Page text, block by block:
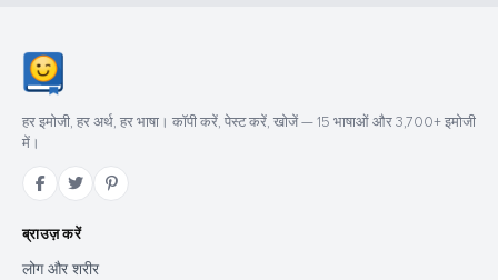
हर इमोजी, हर अर्थ, हर भाषा। कॉपी करें, पेस्ट करें, खोजें — 15 भाषाओं और 3,700+ इमोजी
में।
ब्राउज़ करें
लोग और शरीर